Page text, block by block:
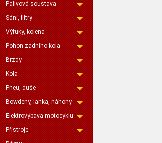
Palivová soustava
Sání, filtry
Výfuky, kolena
Pohon zadního kola
Brzdy
Kola
Pneu, duše
Bowdeny, lanka, náhony
Elektrovýbava motocyklu
Přístroje